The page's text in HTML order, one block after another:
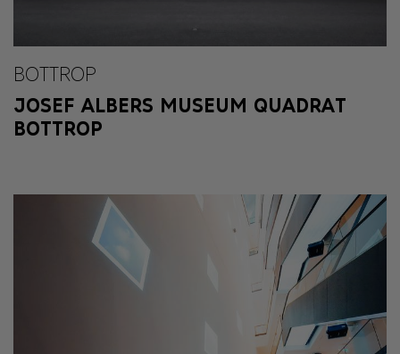
BOTTROP
JOSEF ALBERS MUSEUM QUADRAT
BOTTROP